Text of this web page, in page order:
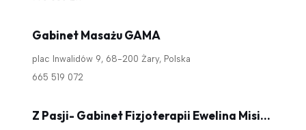
Gabinet Masażu GAMA
plac Inwalidów 9, 68-200 Żary, Polska
665 519 072
Z Pasji- Gabinet Fizjoterapii Ewelina Misiewicz